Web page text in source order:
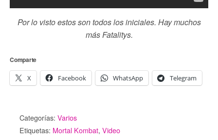
Por lo visto estos son todos los iniciales. Hay muchos
más Fatalitys.
Comparte
X Facebook WhatsApp Telegram
Categorías: Varios
Etiquetas: Mortal Kombat, Video